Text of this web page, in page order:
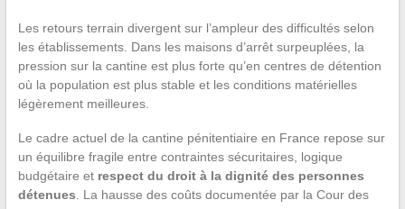
Les retours terrain divergent sur l’ampleur des difficultés selon
les établissements. Dans les maisons d’arrêt surpeuplées, la
pression sur la cantine est plus forte qu’en centres de détention
où la population est plus stable et les conditions matérielles
légèrement meilleures.
Le cadre actuel de la cantine pénitentiaire en France repose sur
un équilibre fragile entre contraintes sécuritaires, logique
budgétaire et respect du droit à la dignité des personnes
détenues. La hausse des coûts documentée par la Cour des